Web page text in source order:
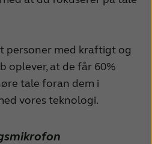
personer med kraftigt og
oplever, at de får 60%
tale foran dem i
vores teknologi.